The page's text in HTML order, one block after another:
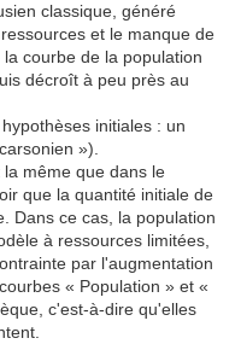
classique, généré
et le manque de
courbe de la population
décroît à peu près au
initiales : un
»).
même que dans le
que la quantité initiale de
Dans ce cas, la population
à ressources limitées,
par l'augmentation
« Population » et «
c'est-à-dire qu'elles